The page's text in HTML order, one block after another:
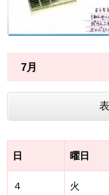
7月
日 曜日
４ 火